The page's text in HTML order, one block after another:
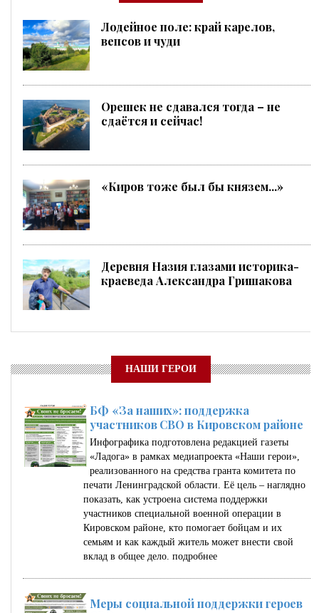
Лодейное поле: край карелов,
вепсов и чуди
Орешек не сдавался тогда – не
сдаётся и сейчас!
«Киров тоже был бы князем...»
Деревня Назия глазами историка-
краеведа Александра Гришакова
НАШИ ГЕРОИ
БФ «За наших»: поддержка
участников СВО в Кировском районе
Инфографика подготовлена редакцией газеты
«Ладога» в рамках медиапроекта «Наши герои»,
реализованного на средства гранта комитета по
печати Ленинградской области. Её цель – наглядно
показать, как устроена система поддержки
участников специальной военной операции в
Кировском районе, кто помогает бойцам и их
семьям и как каждый житель может внести свой
вклад в общее дело. подробнее
Меры социальной поддержки героев